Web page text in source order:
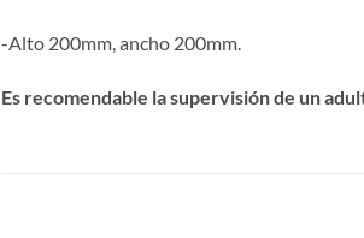
-Alto 200mm, ancho 200mm.
Es recomendable la supervisión de un